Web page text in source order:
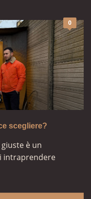
0
scegliere?
è un
intraprendere